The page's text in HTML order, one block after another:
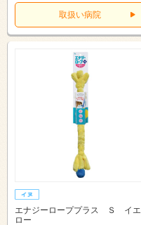
取扱い病院
エナジーローププラス Ｓ イエ
ロー